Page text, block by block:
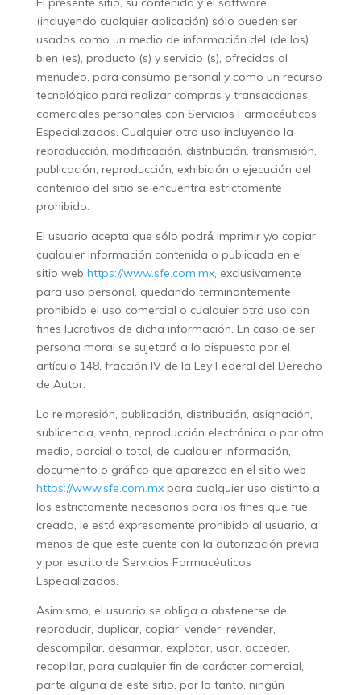
(incluyendo cualquier aplicación) sólo pueden ser
usados como un medio de información del (de los)
bien (es), producto (s) y servicio (s), ofrecidos al
menudeo, para consumo personal y como un recurso
tecnológico para realizar compras y transacciones
comerciales personales con Servicios Farmacéuticos
Especializados. Cualquier otro uso incluyendo la
reproducción, modificación, distribución, transmisión,
publicación, reproducción, exhibición o ejecución del
contenido del sitio se encuentra estrictamente
prohibido.
El usuario acepta que sólo podrá́ imprimir y/o copiar
cualquier información contenida o publicada en el
sitio web https://www.sfe.com.mx, exclusivamente
para uso personal, quedando terminantemente
prohibido el uso comercial o cualquier otro uso con
fines lucrativos de dicha información. En caso de ser
persona moral se sujetará a lo dispuesto por el
artículo 148, fracción IV de la Ley Federal del Derecho
de Autor.
La reimpresión, publicación, distribución, asignación,
sublicencia, venta, reproducción electrónica o por otro
medio, parcial o total, de cualquier información,
documento o gráfico que aparezca en el sitio web
https://www.sfe.com.mxpara cualquier uso distinto a
los estrictamente necesarios para los fines que fue
creado, le está expresamente prohibido al usuario, a
menos de que este cuente con la autorización previa
y por escrito de Servicios Farmacéuticos
Especializados.
Asimismo, el usuario se obliga a abstenerse de
reproducir, duplicar, copiar, vender, revender,
descompilar, desarmar, explotar, usar, acceder,
recopilar, para cualquier fin de carácter comercial,
parte alguna de este sitio, por lo tanto, ningún